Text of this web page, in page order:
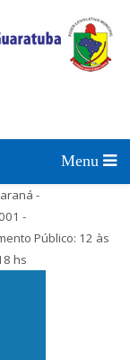
-
-
Público: 12 às
hs